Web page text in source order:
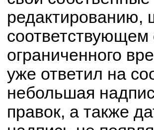
редактированию,
соответствующем
ограниченного
уже ответил на
небольшая
правок, а также